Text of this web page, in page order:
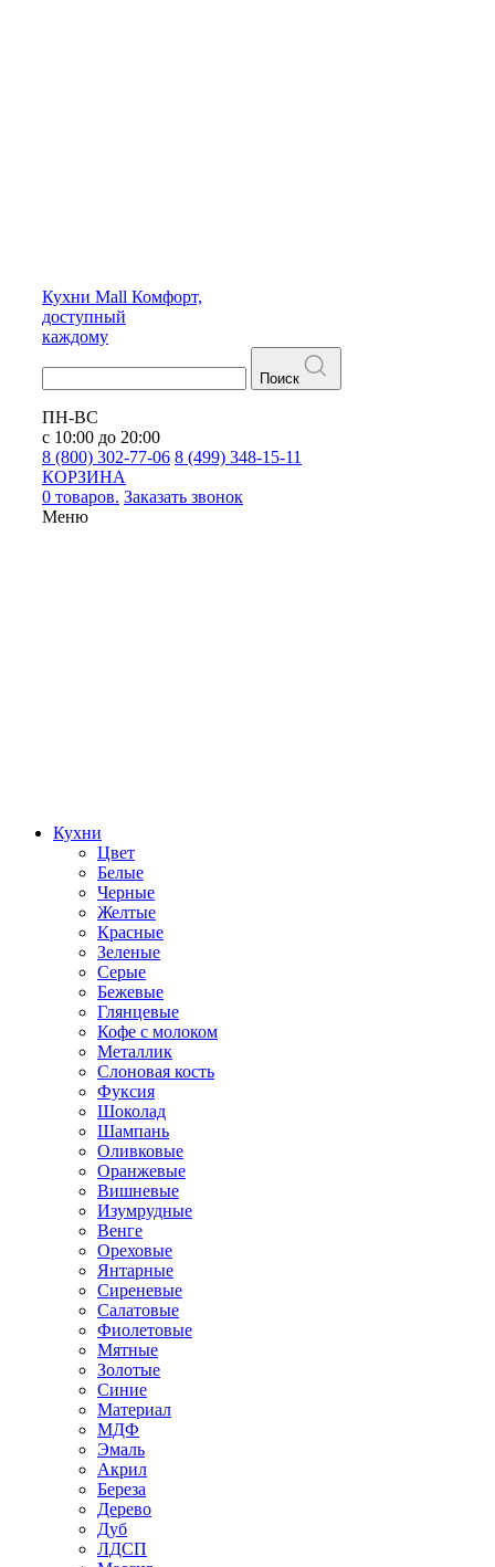
Кухни Mall Комфорт,
доступный
каждому
Поиск
ПН-ВС
с 10:00 до 20:00
8 (800) 302-77-06 8 (499) 348-15-11
КОРЗИНА
0 товаров. Заказать звонок
Меню
Кухни
Цвет
Белые
Черные
Желтые
Красные
Зеленые
Серые
Бежевые
Глянцевые
Кофе с молоком
Металлик
Слоновая кость
Фуксия
Шоколад
Шампань
Оливковые
Оранжевые
Вишневые
Изумрудные
Венге
Ореховые
Янтарные
Сиреневые
Салатовые
Фиолетовые
Мятные
Золотые
Синие
Материал
МДФ
Эмаль
Акрил
Береза
Дерево
Дуб
ЛДСП